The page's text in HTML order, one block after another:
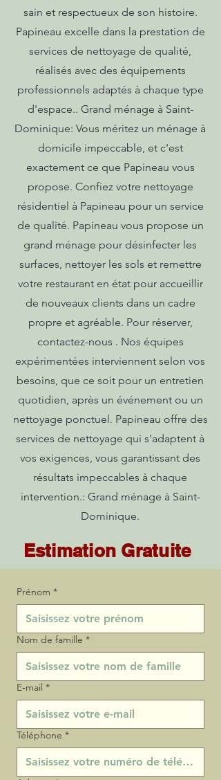
sain et respectueux de son histoire.
Papineau excelle dans la prestation de
services de nettoyage de qualité,
réalisés avec des équipements
professionnels adaptés à chaque type
d'espace.. Grand ménage à Saint-
Dominique: Vous méritez un ménage à
domicile impeccable, et c'est
exactement ce que Papineau vous
propose. Confiez votre nettoyage
résidentiel à Papineau pour un service
de qualité. Papineau vous propose un
grand ménage pour désinfecter les
surfaces, nettoyer les sols et remettre
votre restaurant en état pour accueillir
de nouveaux clients dans un cadre
propre et agréable. Pour réserver,
contactez-nous . Nos équipes
expérimentées interviennent selon vos
besoins, que ce soit pour un entretien
quotidien, après un événement ou un
nettoyage ponctuel. Papineau offre des
services de nettoyage qui s'adaptent à
vos exigences, vous garantissant des
résultats impeccables à chaque
intervention.: Grand ménage à Saint-
Dominique.
Estimation Gratuite
Prénom *
Nom de famille *
E‑mail *
Téléphone *